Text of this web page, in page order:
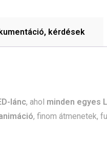
kérdések
lánc, ahol minden egyes
, finom átmenetek,